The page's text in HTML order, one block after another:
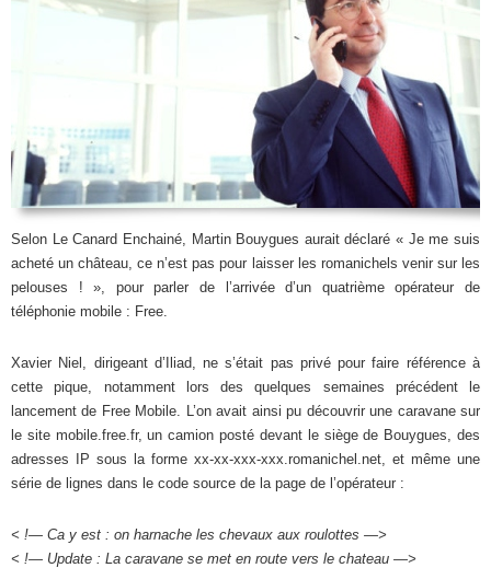
Selon Le Canard Enchainé, Martin Bouygues aurait déclaré « Je me suis
acheté un château, ce n’est pas pour laisser les romanichels venir sur les
pelouses ! », pour parler de l’arrivée d’un quatrième opérateur de
téléphonie mobile : Free.
Xavier Niel, dirigeant d’Iliad, ne s’était pas privé pour faire référence à
cette pique, notamment lors des quelques semaines précédent le
lancement de Free Mobile. L’on avait ainsi pu découvrir une caravane sur
le site mobile.free.fr, un camion posté devant le siège de Bouygues, des
adresses IP sous la forme xx-xx-xxx-xxx.romanichel.net, et même une
série de lignes dans le code source de la page de l’opérateur :
< !— Ca y est : on harnache les chevaux aux roulottes —>
< !— Update : La caravane se met en route vers le chateau —>